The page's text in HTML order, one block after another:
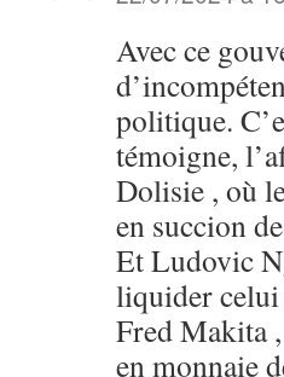
Avec ce
politique.
témoigne,
Dolisie , où
en succion
Et Ludovic
liquider
Fred Makita
en monnaie